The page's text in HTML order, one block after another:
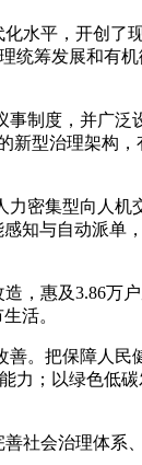
水平，开创了
统筹发展和有
制度，并广泛
新型治理架构
密集型向人机
知与自动派单
，惠及3.86万
活。
善。把保障人民
；以绿色低碳
社会治理体系